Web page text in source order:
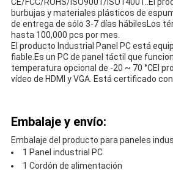
burbujas y materiales plásticos de
de entrega de sólo 3-7 días hábilesLos
hasta 100,000 pcs por mes.
El producto Industrial Panel PC está
fiable.Es un PC de panel táctil que
temperatura opcional de -20 ~ 70 °CEl
vídeo de HDMI y VGA. Está certificado con
Embalaje y envío:
Embalaje del producto para paneles
1 Panel industrial PC
1 Cordón de alimentación